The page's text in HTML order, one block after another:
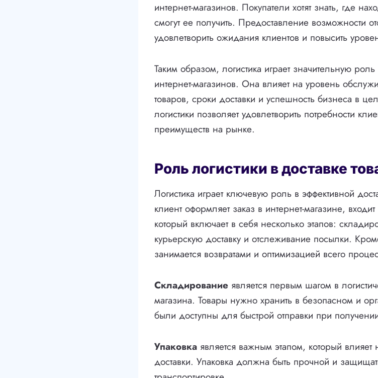
интернет-магазинов. Покупатели хотят знать, где
смогут ее получить. Предоставление возможности
удовлетворить ожидания клиентов и повысить
Таким образом, логистика играет значительную
интернет-магазинов. Она влияет на уровень
товаров, сроки доставки и успешность бизнеса в
логистики позволяет удовлетворить потребности
преимуществ на рынке.
Роль логистики в доставке
Логистика играет ключевую роль в эффективной
клиент оформляет заказ в интернет-магазине,
который включает в себя несколько этапов:
курьерскую доставку и отслеживание посылки.
занимается возвратами и оптимизацией всего
Складирование является первым шагом в
магазина. Товары нужно хранить в безопасном и
были доступны для быстрой отправки при
Упаковка является важным этапом, который
доставки. Упаковка должна быть прочной и